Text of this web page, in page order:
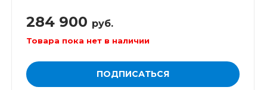
284 900 руб.
Товара пока нет в наличии
ПОДПИСАТЬСЯ